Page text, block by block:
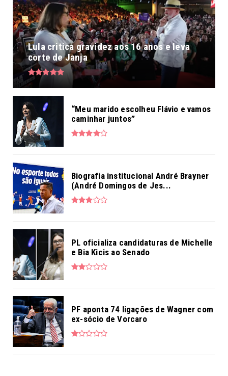
Lula critica gravidez aos 16 anos e leva
corte de Janja
“Meu marido escolheu Flávio e vamos
caminhar juntos”
Biografia institucional André Brayner
(André Domingos de Jes...
PL oficializa candidaturas de Michelle
e Bia Kicis ao Senado
PF aponta 74 ligações de Wagner com
ex-sócio de Vorcaro